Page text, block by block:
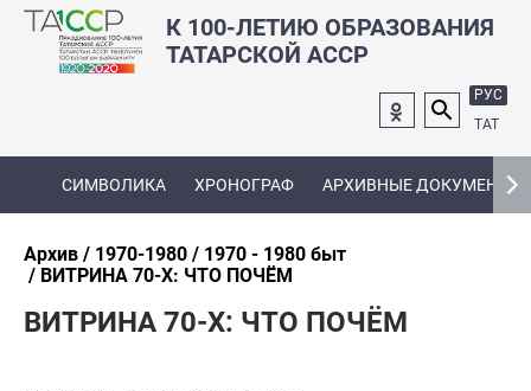
К 100-ЛЕТИЮ ОБРАЗОВАНИЯ
ТАТАРСКОЙ АССР
РУС
ТАТ
СИМВОЛИКА ХРОНОГРАФ АРХИВНЫЕ ДОКУМЕНТЫ
Архив 1970-1980
1970 - 1980 быт
ВИТРИНА 70-Х: ЧТО ПОЧЁМ
ВИТРИНА 70-Х: ЧТО ПОЧЁМ